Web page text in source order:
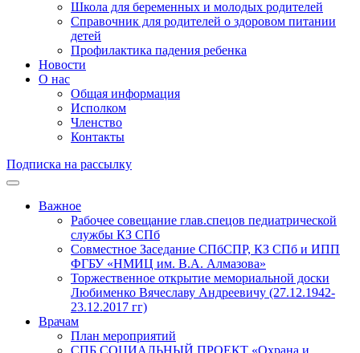
Школа для беременных и молодых родителей
Справочник для родителей о здоровом питании
детей
Профилактика падения ребенка
Новости
О нас
Общая информация
Исполком
Членство
Контакты
Подписка на рассылку
Важное
Рабочее совещание глав.спецов педиатрической
службы КЗ СПб
Совместное Заседание СПбСПР, КЗ СПб и ИПП
ФГБУ «НМИЦ им. В.А. Алмазова»
Торжественное открытие мемориальной доски
Любименко Вячеславу Андреевичу (27.12.1942-
23.12.2017 гг)
Врачам
План мероприятий
СПБ СОЦИАЛЬНЫЙ ПРОЕКТ «Охрана и